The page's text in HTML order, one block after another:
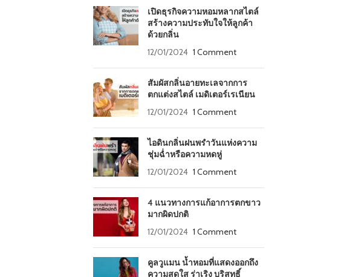
เปิดธุรกิจความหอมหลากสไตล์
สร้างความประทับใจให้ลูกค้า
ด้วยกลิ่น
12/01/2024 1 Comment
สัมผัสกลิ่นอายทะเลจากการ
ตกแต่งสไตล์ เมดิเตอร์เรเนียน
12/01/2024 1 Comment
ไอดินกลิ่นฝนพรำวันแห่งความ
ชุ่มฉ่ำหรือความหดหู่
12/01/2024 1 Comment
4 แนวทางการแก้อาการตกขาว
มากผิดปกติ
12/01/2024 1 Comment
คูลวูแมน น้ำหอมที่แสดงออกถึง
ความสดใส ร่าเริง บริสุทธิ์